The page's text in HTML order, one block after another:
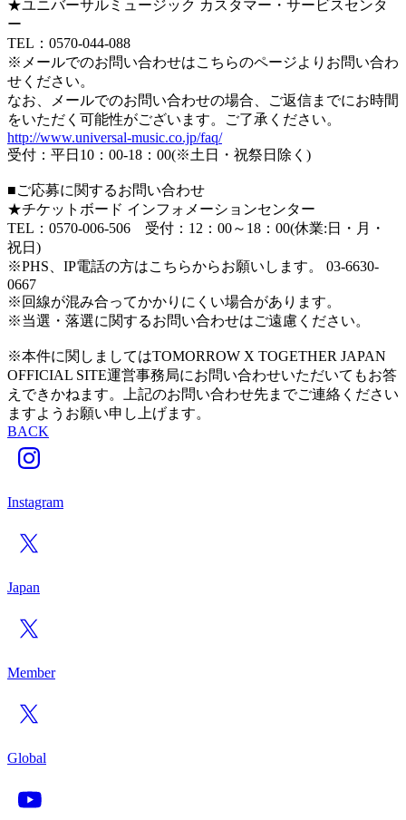
★ユニバーサルミュージック カスタマー・サービスセンタ
ー
TEL：0570-044-088
※メールでのお問い合わせはこちらのページよりお問い合わ
せください。
なお、メールでのお問い合わせの場合、ご返信までにお時間
をいただく可能性がございます。ご了承ください。
http://www.universal-music.co.jp/faq/
受付：平日10：00-18：00(※土日・祝祭日除く)
■ご応募に関するお問い合わせ
★チケットボード インフォメーションセンター
TEL：0570-006-506 受付：12：00～18：00(休業:日・月・
祝日)
※PHS、IP電話の方はこちらからお願いします。 03-6630-
0667
※回線が混み合ってかかりにくい場合があります。
※当選・落選に関するお問い合わせはご遠慮ください。
※本件に関しましてはTOMORROW X TOGETHER JAPAN
OFFICIAL SITE運営事務局にお問い合わせいただいてもお答
えできかねます。上記のお問い合わせ先までご連絡ください
ますようお願い申し上げます。
BACK
Instagram
Japan
Member
Global